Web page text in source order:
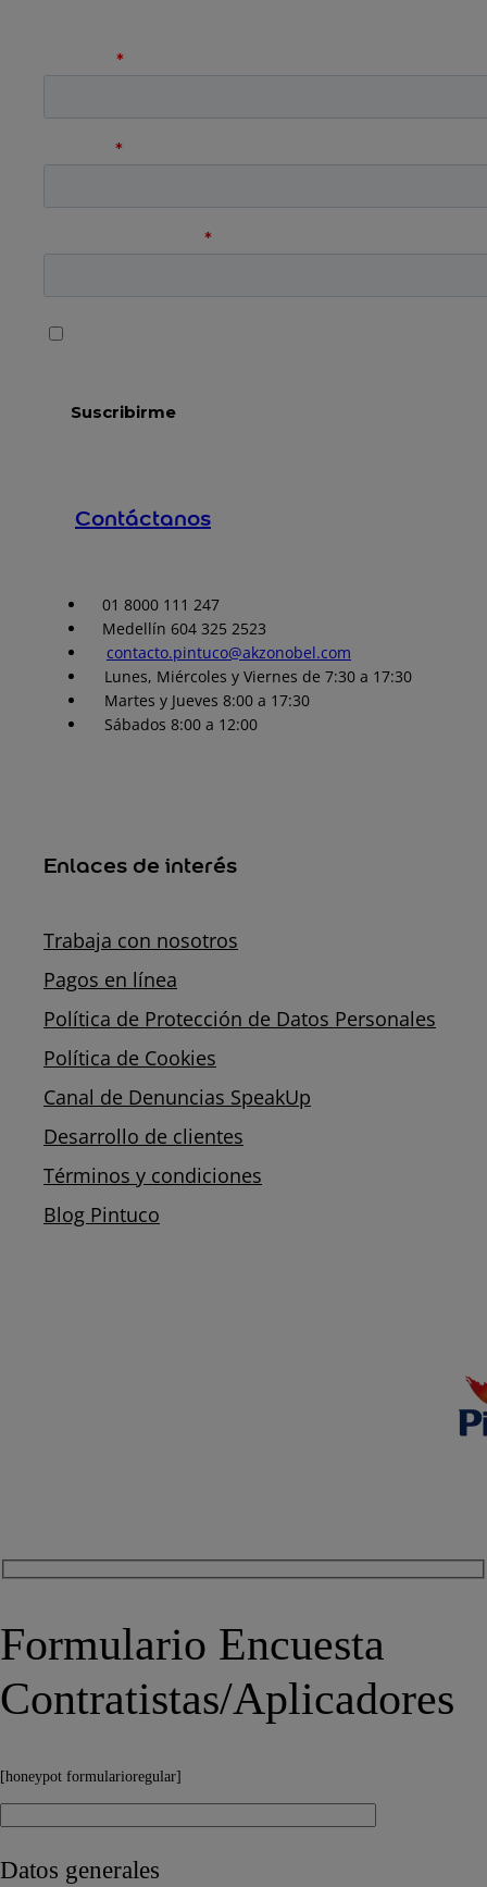
Contáctanos
01 8000 111 247
Medellín 604 325 2523
contacto.pintuco@akzonobel.com
Lunes, Miércoles y Viernes de 7:30 a 17:30
Martes y Jueves 8:00 a 17:30
Sábados 8:00 a 12:00
Enlaces de interés
Trabaja con nosotros
Pagos en línea
Política de Protección de Datos Personales
Política de Cookies
Canal de Denuncias SpeakUp
Desarrollo de clientes
Términos y condiciones
Blog Pintuco
Formulario Encuesta
Contratistas/Aplicadores
[honeypot formularioregular]
Datos generales